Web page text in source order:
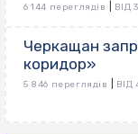
6 144 переглядів ВІД
Черкащан
коридор»
5 846 переглядів ВІД